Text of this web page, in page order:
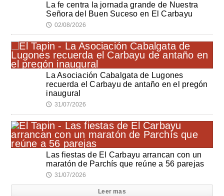
La fe centra la jornada grande de Nuestra
Señora del Buen Suceso en El Carbayu
🕔 02/08/2026
La Asociación Cabalgata de Lugones
recuerda el Carbayu de antaño en el pregón
inaugural
🕔 31/07/2026
Las fiestas de El Carbayu arrancan con un
maratón de Parchís que reúne a 56 parejas
🕔 31/07/2026
Leer mas